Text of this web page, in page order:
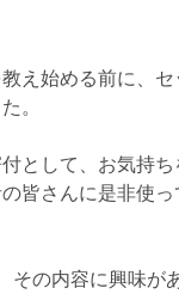
え始める前に、
。
として、お気持
皆さんに是非使
その内容に興味が